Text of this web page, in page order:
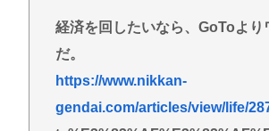
経済を回したいなら、GoToより
だ。
https://www.nikkan-
gendai.com/articles/view/life/